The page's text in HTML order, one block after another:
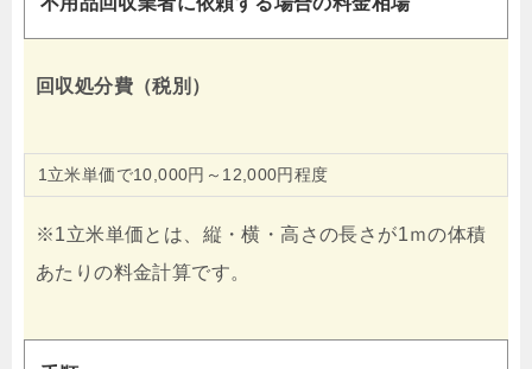
回収処分費（税別）
1立米単価で10,000円～12,000円程度
※1立米単価とは、縦・横・高さの長さが1ｍの体積
あたりの料金計算です。